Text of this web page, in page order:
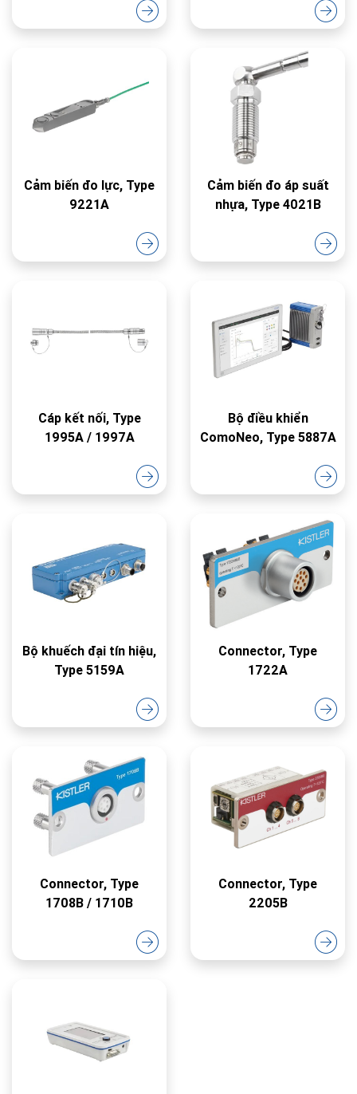
Cảm biến đo lực, Type
9221A
Cảm biến đo áp suất
nhựa, Type 4021B
Cáp kết nối, Type
1995A / 1997A
Bộ điều khiển
ComoNeo, Type 5887A
Bộ khuếch đại tín hiệu,
Type 5159A
Connector, Type
1722A
Connector, Type
1708B / 1710B
Connector, Type
2205B